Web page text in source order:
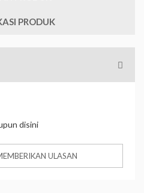
PRODUK
disini
ULASAN